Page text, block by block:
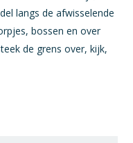
langs de afwisselende
bossen en over
de grens over, kijk,